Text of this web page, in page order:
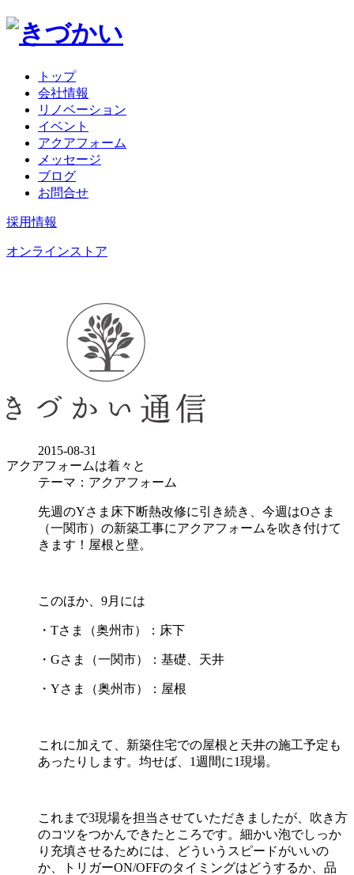
トップ
会社情報
リノベーション
イベント
アクアフォーム
メッセージ
ブログ
お問合せ
採用情報
オンラインストア
2015-08-31
アクアフォームは着々と
テーマ：アクアフォーム
先週のYさま床下断熱改修に引き続き、今週はOさま
（一関市）の新築工事にアクアフォームを吹き付けて
きます！屋根と壁。
このほか、9月には
・Tさま（奥州市）：床下
・Gさま（一関市）：基礎、天井
・Yさま（奥州市）：屋根
これに加えて、新築住宅での屋根と天井の施工予定も
あったりします。均せば、1週間に1現場。
これまで3現場を担当させていただきましたが、吹き方
のコツをつかんできたところです。細かい泡でしっか
り充填させるためには、どういうスピードがいいの
か、トリガーON/OFFのタイミングはどうするか、品